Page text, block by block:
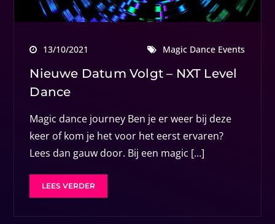
13/10/2021 Magic Dance Events
Nieuwe Datum Volgt – NXT Level
Dance
Magic dance journey Ben je er weer bij deze
keer of kom je het voor het eerst ervaren?
Lees dan gauw door. Bij een magic […]
LEES VERDER